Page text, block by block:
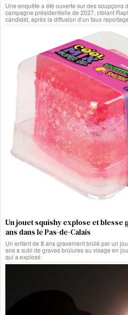
Une enquête a été ouverte sur des soupçons
campagne présidentielle de 2027, ciblant
candidat, après la diffusion d’un faux
Un jouet squishy explose et blesse
ans dans le Pas-de-Calais
Un enfant de 8 ans gravement brûlé par un
ans a subi de graves brûlures au visage en
qui a explosé